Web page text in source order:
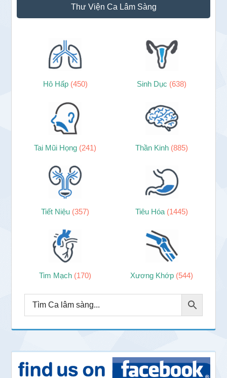
Thư Viện Ca Lâm Sàng
Hô Hấp (450) Sinh Dục (638)
Tai Mũi Họng (241) Thần Kinh (885)
Tiết Niệu (357) Tiêu Hóa (1445)
Tim Mạch (170) Xương Khớp (544)